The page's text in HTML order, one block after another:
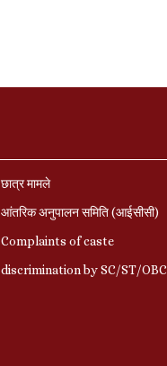
छात्र मामले
आंतरिक अनुपालन समिति (आईसीसी)
Complaints of caste
discrimination by SC/ST/OBC